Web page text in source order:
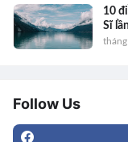
10
Sĩ
Follow Us